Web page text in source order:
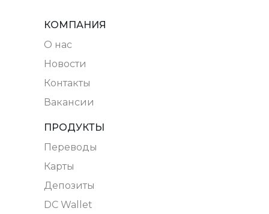
КОМПАНИЯ
О нас
Новости
Контакты
Вакансии
ПРОДУКТЫ
Переводы
Карты
Депозиты
DC Wallet